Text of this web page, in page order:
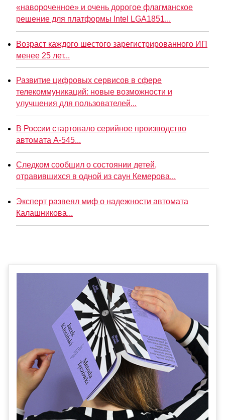
«навороченное» и очень дорогое флагманское
решение для платформы Intel LGA1851...
Возраст каждого шестого зарегистрированного ИП
менее 25 лет...
Развитие цифровых сервисов в сфере
телекоммуникаций: новые возможности и
улучшения для пользователей...
В России стартовало серийное производство
автомата А-545...
Следком сообщил о состоянии детей,
отравившихся в одной из саун Кемерова...
Эксперт развеял миф о надежности автомата
Калашникова...